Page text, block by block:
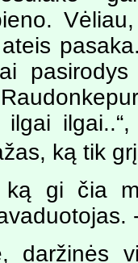
ilgai
ką tik
gi čia
daržinės